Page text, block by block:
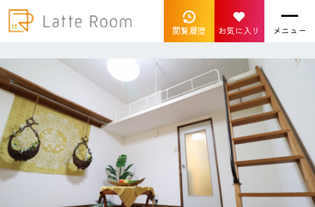
閲覧履歴 お気に入り メニュー